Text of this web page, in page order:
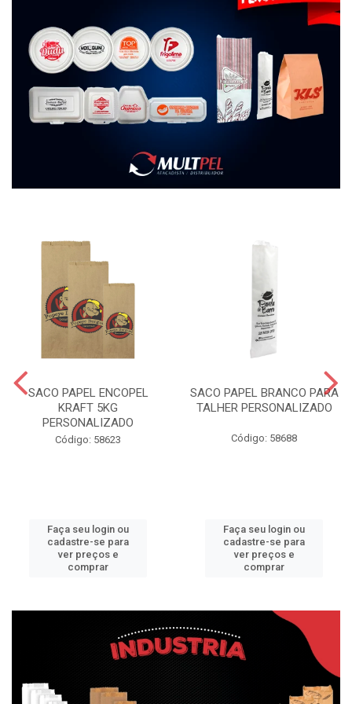
SACO PAPEL ENCOPEL
KRAFT 5KG
PERSONALIZADO
Código: 58623
Faça seu login ou
cadastre-se para
ver preços e
comprar
SACO PAPEL BRANCO PARA
TALHER PERSONALIZADO
Código: 58688
Faça seu login ou
cadastre-se para
ver preços e
comprar